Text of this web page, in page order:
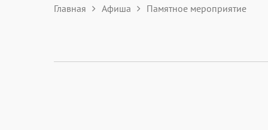
Главная Афиша Памятное мероприятие